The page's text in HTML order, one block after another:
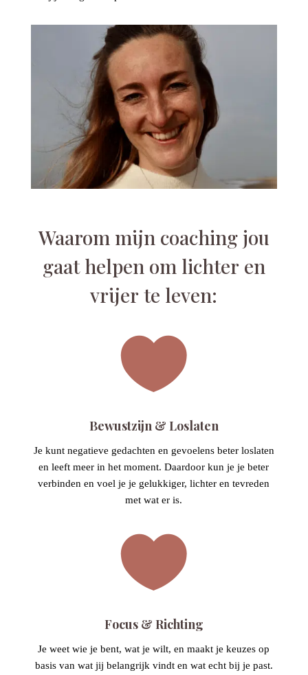
Waarom mijn coaching jou
gaat helpen om lichter en
vrijer te leven:

Bewustzijn & Loslaten
Je kunt negatieve gedachten en gevoelens beter loslaten
en leeft meer in het moment. Daardoor kun je je beter
verbinden en voel je je gelukkiger, lichter en tevreden
met wat er is.

Focus & Richting
Je weet wie je bent, wat je wilt, en maakt je keuzes op
basis van wat jij belangrijk vindt en wat echt bij je past.